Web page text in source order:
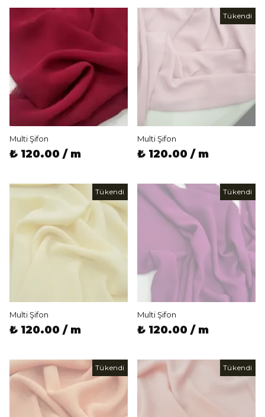
Multi Şifon
₺ 120.00 / m
Tükendi
Multi Şifon
₺ 120.00 / m
Tükendi
Multi Şifon
₺ 120.00 / m
Tükendi
Multi Şifon
₺ 120.00 / m
Tükendi Tükendi